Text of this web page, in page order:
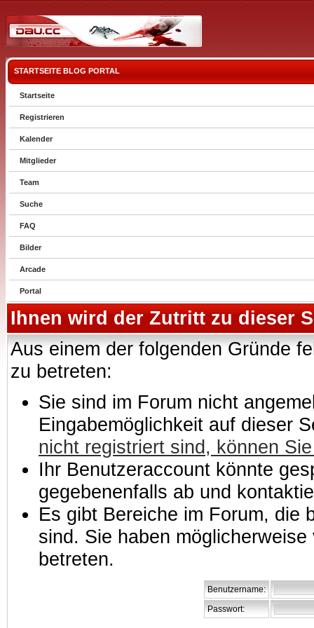
STARTSEITE BLOG PORTAL
Startseite
Registrieren
Kalender
Mitglieder
Team
Suche
FAQ
Bilder
Arcade
Portal
Ihnen wird der Zutritt zu dieser
Aus einem der folgenden Gründe
zu betreten:
Sie sind im Forum nicht
Eingabemöglichkeit auf dieser
nicht registriert sind, können
Ihr Benutzeraccount könnte
gegebenenfalls ab und
Es gibt Bereiche im Forum, die
sind. Sie haben
betreten.
Benutzername:
Passwort: